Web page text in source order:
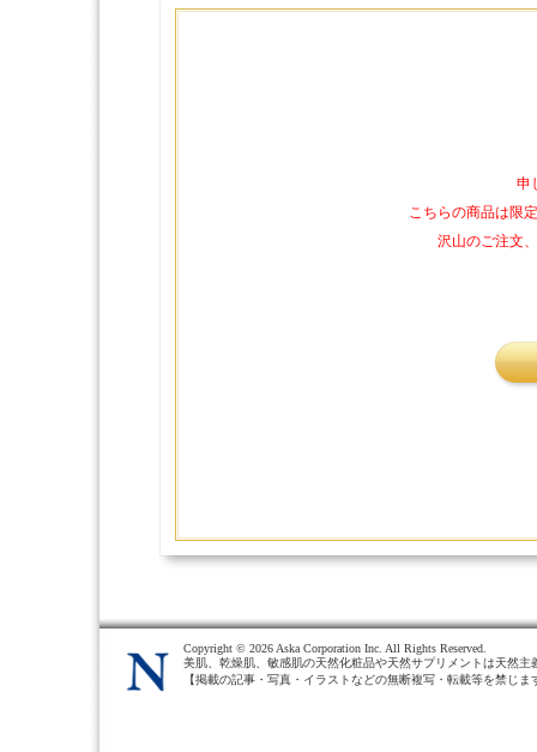
申
こちらの商品は限
沢山のご注文
Copyright © 2026 Aska Corporation Inc. All Rights Reserved.
美肌、乾燥肌、敏感肌の天然化粧品や天然サプリメントは天然主
【掲載の記事・写真・イラストなどの無断複写・転載等を禁じま